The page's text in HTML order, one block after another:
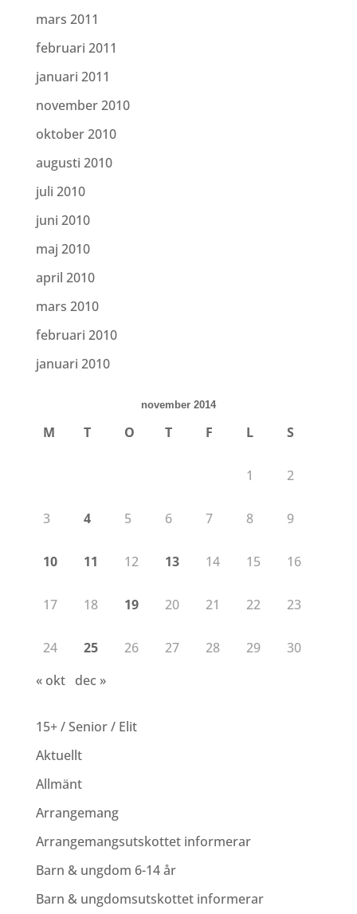
mars 2011
februari 2011
januari 2011
november 2010
oktober 2010
augusti 2010
juli 2010
juni 2010
maj 2010
april 2010
mars 2010
februari 2010
januari 2010
november 2014
M T O T F L S
1 2
3 4 5 6 7 8 9
10 11 12 13 14 15 16
17 18 19 20 21 22 23
24 25 26 27 28 29
30
« okt
dec »
15+ / Senior / Elit
Aktuellt
Allmänt
Arrangemang
Arrangemangsutskottet informerar
Barn & ungdom 6-14 år
Barn & ungdomsutskottet informerar